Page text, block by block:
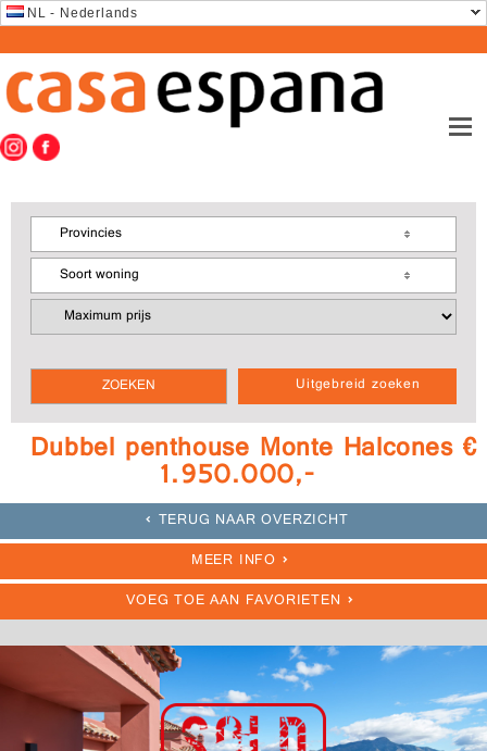
NL - Nederlands
Uitgebreid zoeken
Provincies
Soort woning
Dubbel penthouse Monte Halcones €
1.950.000,-
TERUG NAAR OVERZICHT
MEER INFO
VOEG TOE AAN FAVORIETEN